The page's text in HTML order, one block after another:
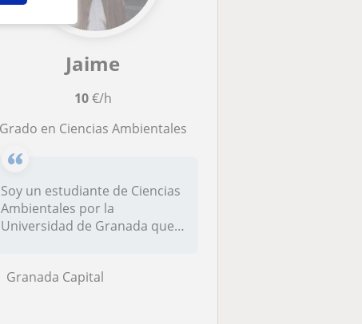
Jaime
10€/h
Grado en Ciencias Ambientales
Soy un estudiante de Ciencias
Ambientales por la
Universidad de Granada que
Granada Capital